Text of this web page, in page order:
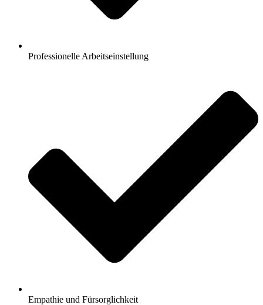
Professionelle Arbeitseinstellung
Empathie und Fürsorglichkeit